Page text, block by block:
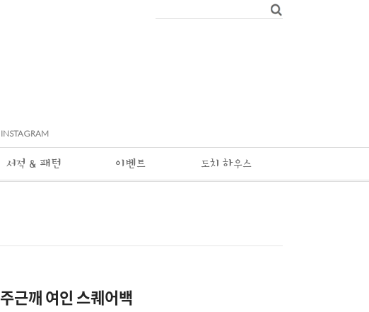
INSTAGRAM
서적 & 패턴 이벤트 도치 하우스
주근깨 여인 스퀘어백